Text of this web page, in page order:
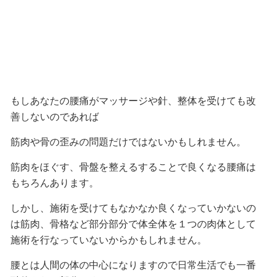
もしあなたの腰痛がマッサージや針、整体を受けても改
善しないのであれば
筋肉や骨の歪みの問題だけではないかもしれません。
筋肉をほぐす、骨盤を整えるすることで良くなる腰痛は
もちろんあります。
しかし、施術を受けてもなかなか良くなっていかないの
は筋肉、骨格など部分部分で体全体を１つの肉体として
施術を行なっていないからかもしれません。
腰とは人間の体の中心になりますので日常生活でも一番